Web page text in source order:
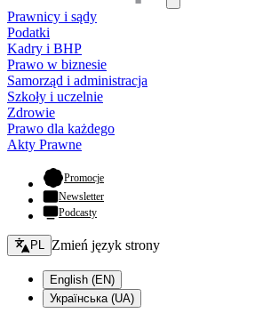
Prawnicy i sądy
Podatki
Kadry i BHP
Prawo w biznesie
Samorząd i administracja
Szkoły i uczelnie
Zdrowie
Prawo dla każdego
Akty Prawne
Promocje- otwiera się w nowej karcie
Newsletter
Podcasty
Zmień język - bieżący:
PL Zmień język strony
English (EN)
Українська (UA)